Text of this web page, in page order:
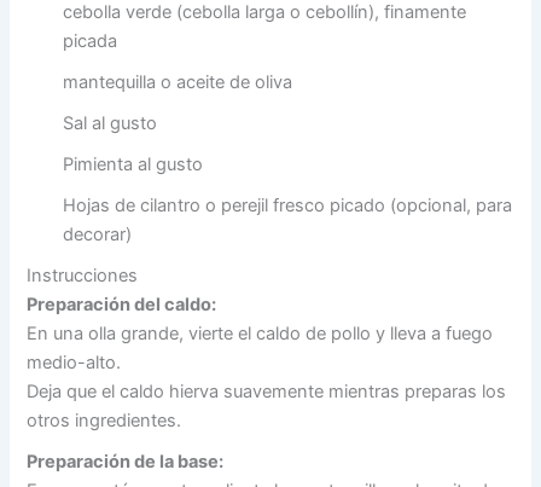
cebolla verde (cebolla larga o cebollín), finamente
picada
mantequilla o aceite de oliva
Sal al gusto
Pimienta al gusto
Hojas de cilantro o perejil fresco picado (opcional, para
decorar)
Instrucciones
Preparación del caldo:
En una olla grande, vierte el caldo de pollo y lleva a fuego
medio-alto.
Deja que el caldo hierva suavemente mientras preparas los
otros ingredientes.
Preparación de la base: